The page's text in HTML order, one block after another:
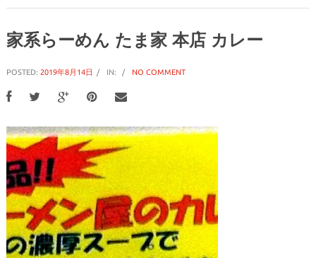
家系らーめん たま家 本店 カレー
POSTED: 2019年8月14日 IN: NO COMMENT